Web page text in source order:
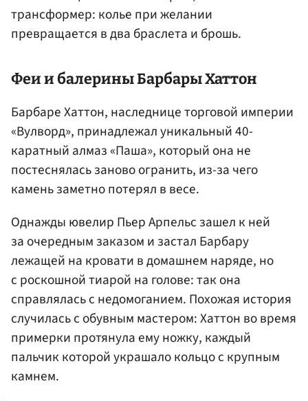
трансформер: колье при желании
превращается в два браслета и брошь.
Феи и балерины Барбары Хаттон
Барбаре Хаттон, наследнице торговой империи
«Вулворд», принадлежал уникальный 40-
каратный алмаз «Паша», который она не
постеснялась заново огранить, из-за чего
камень заметно потерял в весе.
Однажды ювелир Пьер Арпельс зашел к ней
за очередным заказом и застал Барбару
лежащей на кровати в домашнем наряде, но
с роскошной тиарой на голове: так она
справлялась с недомоганием. Похожая история
случилась с обувным мастером: Хаттон во время
примерки протянула ему ножку, каждый
пальчик которой украшало кольцо с крупным
камнем.